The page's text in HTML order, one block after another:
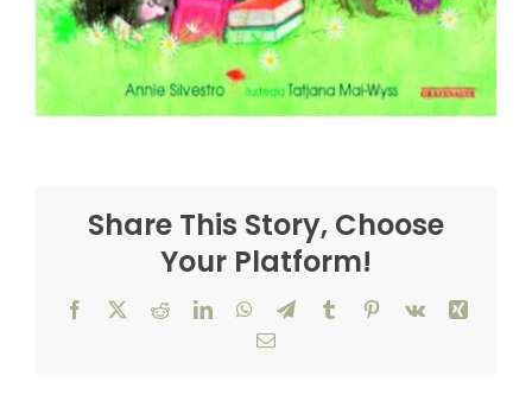
Share This Story, Choose
Your Platform!
Facebook
X RedditLinkedInWhatsApp
TelegramTumblrPinterest
Vk
Xing
Email